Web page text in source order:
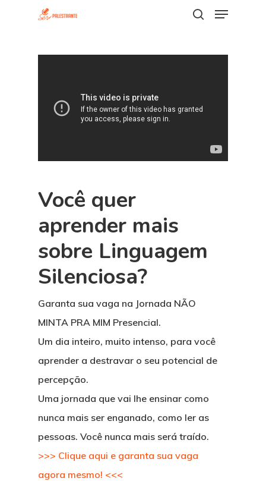
Você quer
aprender mais
sobre Linguagem
Silenciosa?
Garanta sua vaga na Jornada NÃO
MINTA PRA MIM Presencial.
Um dia inteiro, muito intenso, para você
aprender a destravar o seu potencial de
percepção.
Uma jornada que vai lhe ensinar como
nunca mais ser enganado, como ler as
pessoas. Você nunca mais será traído.
>>> Clique aqui e garanta sua vaga
agora mesmo! <<<